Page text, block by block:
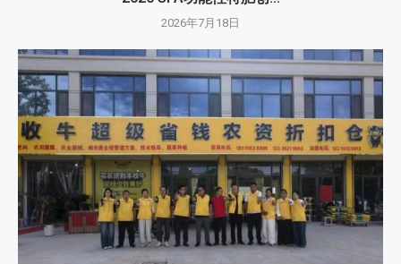
2026年7月18日